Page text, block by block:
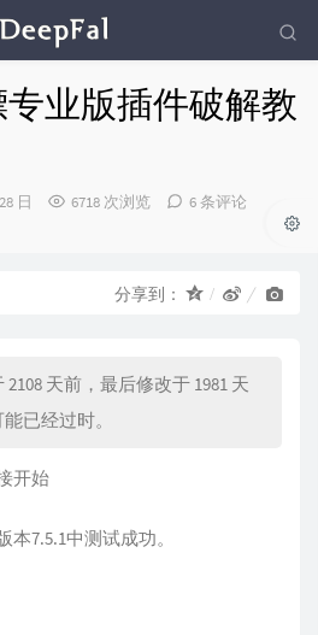
专业版插件破解教
日 6718 次浏览
6 条评论
分享到：
天前，最后修改于 1981 天
已经过时。
开始
7.5.1中测试成功。